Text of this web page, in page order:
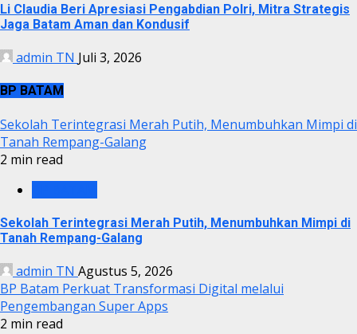
Li Claudia Beri Apresiasi Pengabdian Polri, Mitra Strategis
Jaga Batam Aman dan Kondusif
admin TN Juli 3, 2026
BP BATAM
Sekolah Terintegrasi Merah Putih, Menumbuhkan Mimpi di
Tanah Rempang-Galang
2 min read
Sekolah Terintegrasi Merah Putih, Menumbuhkan Mimpi di
Tanah Rempang-Galang
admin TN Agustus 5, 2026
BP Batam Perkuat Transformasi Digital melalui
Pengembangan Super Apps
2 min read